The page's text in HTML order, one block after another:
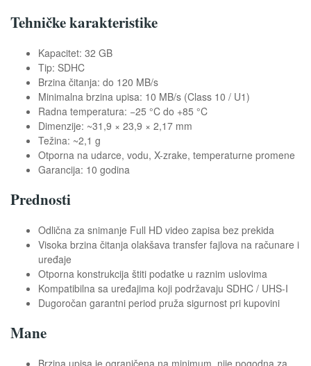
Tehničke karakteristike
Kapacitet: 32 GB
Tip: SDHC
Brzina čitanja: do 120 MB/s
Minimalna brzina upisa: 10 MB/s (Class 10 / U1)
Radna temperatura: −25 °C do +85 °C
Dimenzije: ~31,9 × 23,9 × 2,17 mm
Težina: ~2,1 g
Otporna na udarce, vodu, X-zrake, temperaturne promene
Garancija: 10 godina
Prednosti
Odlična za snimanje Full HD video zapisa bez prekida
Visoka brzina čitanja olakšava transfer fajlova na računare i
uređaje
Otporna konstrukcija štiti podatke u raznim uslovima
Kompatibilna sa uređajima koji podržavaju SDHC / UHS-I
Dugoročan garantni period pruža sigurnost pri kupovini
Mane
Brzina upisa je ograničena na minimum, nije pogodna za